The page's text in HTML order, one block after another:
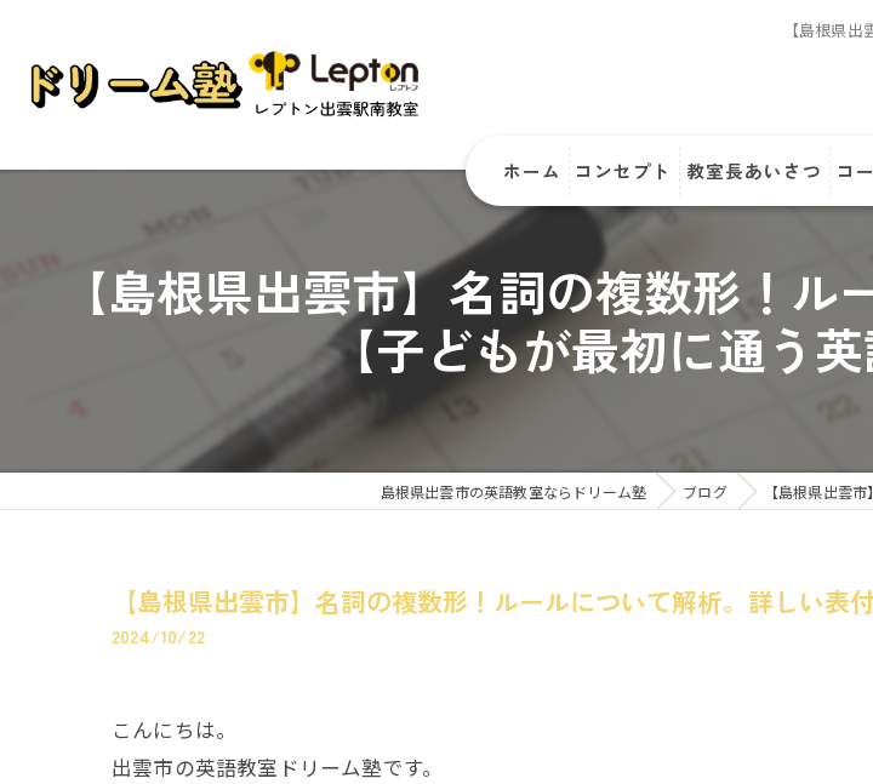
【島根県
ホーム コンセプト 教室長あいさつ コ
【島根県出雲市】名詞の複数形！
【子どもが最初に通う英
島根県出雲市の英語教室ならドリーム塾 ブログ 【島根県出雲
【島根県出雲市】名詞の複数形！ルールについて解析。詳しい表
2024/10/22
こんにちは。
出雲市の英語教室ドリーム塾です。